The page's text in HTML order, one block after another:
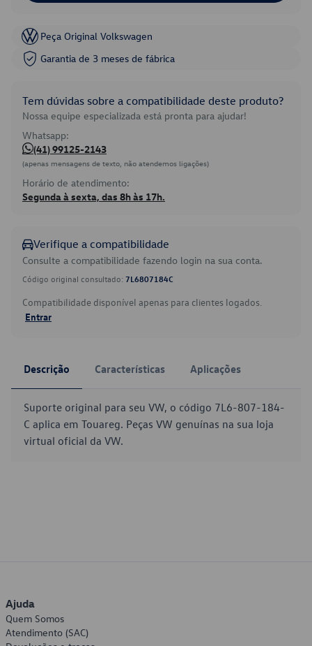
Peça Original Volkswagen
Garantia de 3 meses de fábrica
Tem dúvidas sobre a compatibilidade deste produto?
Nossa equipe especializada está pronta para ajudar!
Whatsapp:
(41) 99125-2143
(apenas mensagens de texto, não atendemos ligações)
Horário de atendimento:
Segunda à sexta, das 8h às 17h.
Verifique a compatibilidade
Consulte a compatibilidade fazendo login na sua conta.
Código original consultado: 7L6807184C
Compatibilidade disponível apenas para clientes logados.
Entrar
Descrição Características Aplicações
Suporte original para seu VW, o código 7L6-807-184-
C aplica em Touareg. Peças VW genuínas na sua loja
virtual oficial da VW.
Ajuda
Quem Somos
Atendimento (SAC)